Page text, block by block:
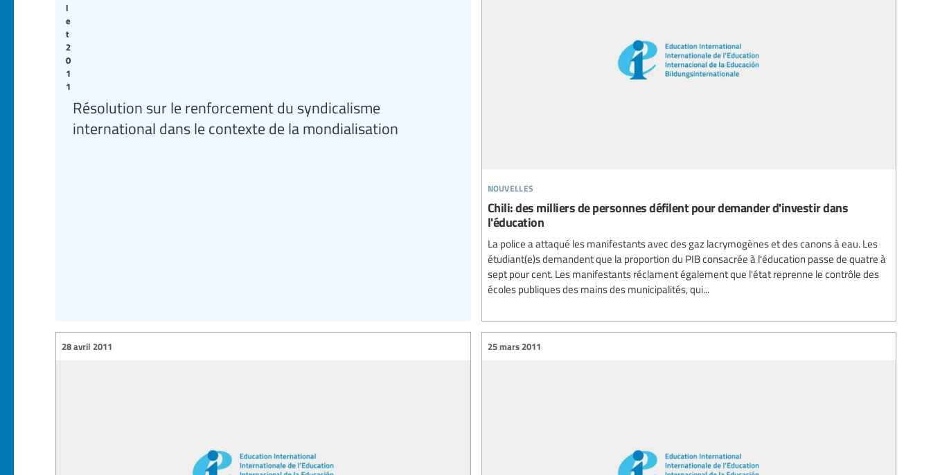
l
e
t
2
0
1
1
Résolution sur le renforcement du syndicalisme
international dans le contexte de la mondialisation
nouvelles
Chili: des milliers de personnes défilent pour demander d'investir dans
l'éducation
La police a attaqué les manifestants avec des gaz lacrymogènes et des canons à eau. Les
étudiant(e)s demandent que la proportion du PIB consacrée à l'éducation passe de quatre à
sept pour cent. Les manifestants réclament également que l'état reprenne le contrôle des
écoles publiques des mains des municipalités, qui...
28 avril 2011 25 mars 2011